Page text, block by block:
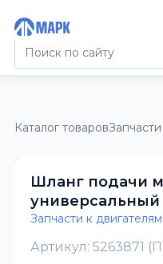
Каталог товаров
Шланг подачи
универсальный
Запчасти к
Артикул: 5263871